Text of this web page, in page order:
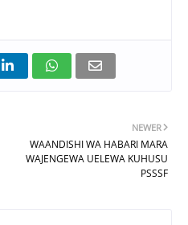
NEWER
WAANDISHI WA HABARI MARA
WAJENGEWA UELEWA KUHUSU
PSSSF